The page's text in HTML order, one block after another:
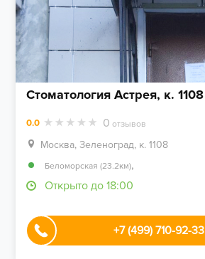
Стоматология Астрея, к. 1108
0.0 0 отзывов
Москва, Зеленоград, к. 1108
Беломорская (23.2км),
Открыто до 18:00
+7 (499) 710-92-33